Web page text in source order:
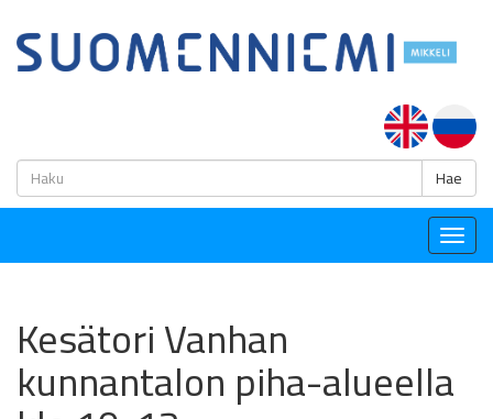
Hae
Kesätori Vanhan
kunnantalon piha-alueella